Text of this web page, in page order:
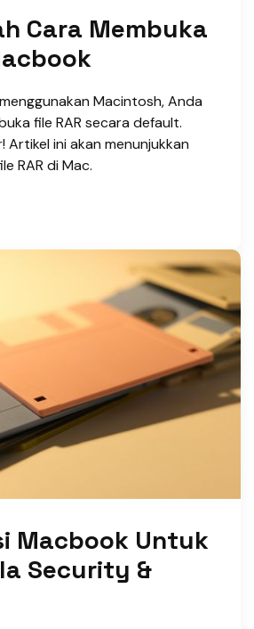
Cara Membuka
Macintosh, Anda
file RAR secara default.
Artikel ini akan menunjukkan
RAR di Mac.
Macbook Untuk
Security &